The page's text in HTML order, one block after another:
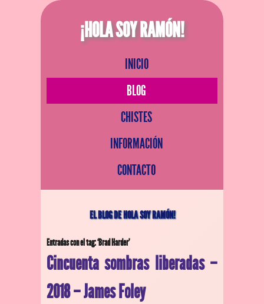
¡HOLA SOY RAMÓN!
INICIO
BLOG
CHISTES
INFORMACIÓN
CONTACTO
EL BLOG DE HOLA SOY RAMÓN!
Entradas con el tag: ‘Brad Harder’
Cincuenta sombras liberadas –
2018 – James Foley